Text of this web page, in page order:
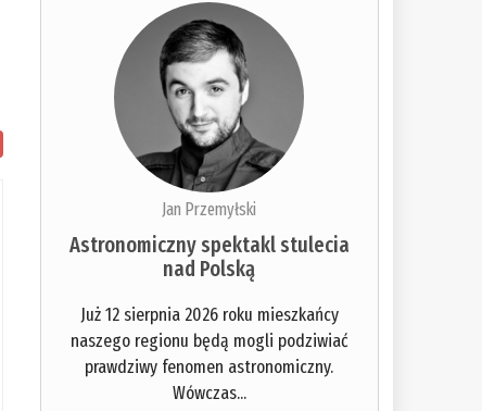
Jan Przemyłski
Astronomiczny spektakl stulecia
nad Polską
Już 12 sierpnia 2026 roku mieszkańcy
naszego regionu będą mogli podziwiać
prawdziwy fenomen astronomiczny.
Wówczas...